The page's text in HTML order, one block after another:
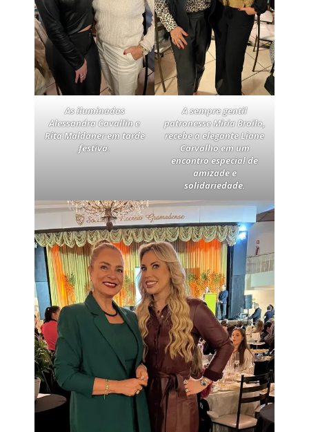
As iluminadas
Alessandra Cavallin e
Rita Maldaner em tarde
festiva.
A sempre gentil
patronesse Miria Broilo,
recebe a elegante Liane
Carvalho em um
encontro especial de
amizade e
solidariedade.